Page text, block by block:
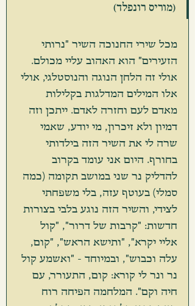
(מוריס רונפלד)
מכל שירי החנוכה השיר "נרותי
הזעירים" הוא האהוב עליי מכולם.
אולי זה הלחן הנוגה והנוסטלגי, אולי
אלו המילים המדלגות בקלילות
מאדם לעם וחזרה לאדם. ייתכן וזה
דמיון ולא זיכרון, מי יודע, שאמי
שרה לי את השיר הזה בילדותי
בחורף. היום אני עומד בקרוב
להדליק נר שני במושב תקומה (כמה
סמלי) בעוטף עזה, בלי משפחתי
לצידי, והשיר הזה נוגע בלבי בצורות
חדשות: "קרבות של דרור", "קול
אליי יקרא", "ותישא הראש", "קום,
עלה וכבוש", ובמיוחד - "ואשמע קול
נר ונר לי קורא: קום, התעורר, עם
חיה וקם". המלחמה הפיחה רוח